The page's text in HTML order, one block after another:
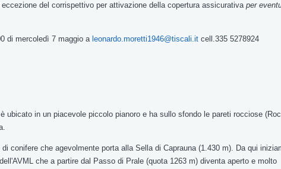
eccezione del corrispettivo per attivazione della copertura assicurativa per
di mercoledì 7 maggio a leonardo.moretti1946@tiscali.it cell.335 5278924
è ubicato in un piacevole piccolo pianoro e ha sullo sfondo le pareti rocciose (
di conifere che agevolmente porta alla Sella di Caprauna (1.430 m). Da qui
che a partire dal Passo di Prale (quota 1263 m) diventa aperto e molto